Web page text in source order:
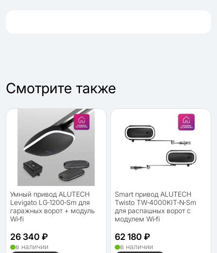
Cмотрите также
Умный привод ALUTECH
Levigato LG‑1200‑Sm для
гаражных ворот + модуль
Wi‑fi
26 340 ₽
в наличии
Smart привод ALUTECH
Twisto TW‑4000KIT‑N‑Sm
для распашных ворот с
модулем Wi‑fi
62 180 ₽
в наличии